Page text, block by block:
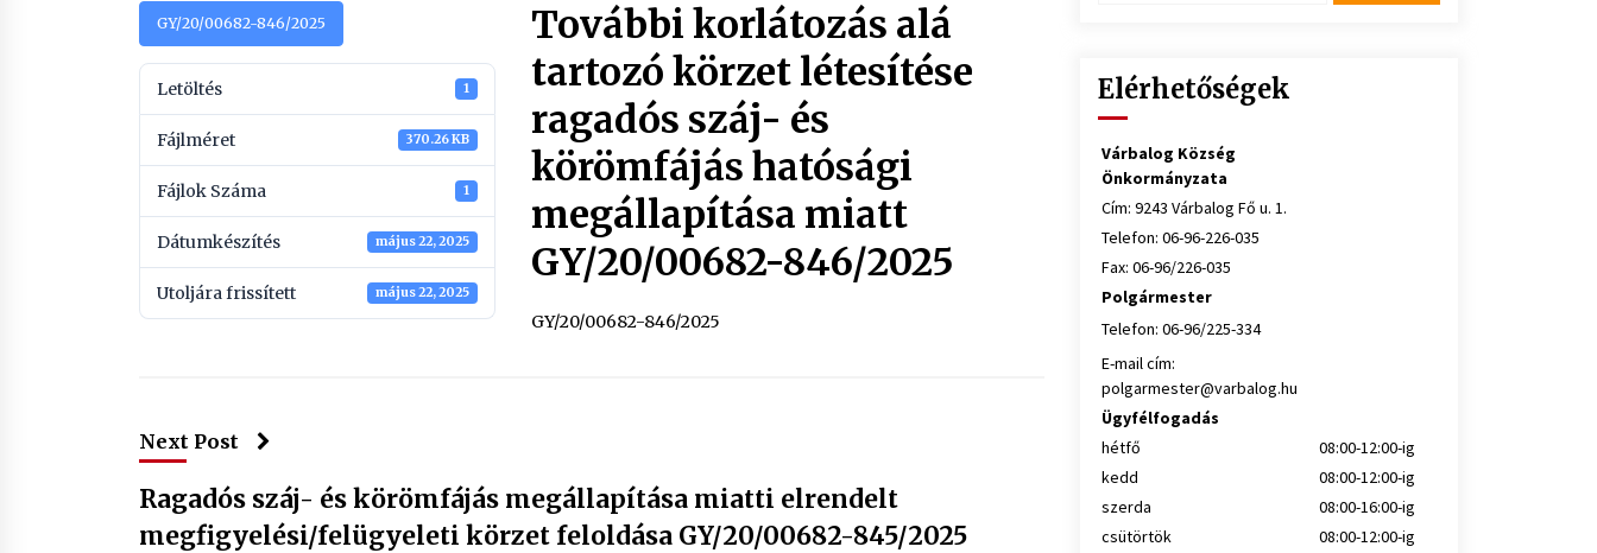
GY/20/00682-846/2025
Letöltés 1
Fájlméret 370.26 KB
Fájlok Száma 1
Dátumkészítés május 22, 2025
Utoljára frissített május 22, 2025
További korlátozás alá
tartozó körzet létesítése
ragadós száj- és
körömfájás hatósági
megállapítása miatt
GY/20/00682-846/2025
GY/20/00682-846/2025
Next Post
Ragadós száj- és körömfájás megállapítása miatti elrendelt
megfigyelési/felügyeleti körzet feloldása GY/20/00682-845/2025
Elérhetőségek
Várbalog Község
Önkormányzata
Cím: 9243 Várbalog Fő u. 1.
Telefon: 06-96-226-035
Fax: 06-96/226-035
Polgármester
Telefon: 06-96/225-334
E-mail cím:
polgarmester@varbalog.hu
Ügyfélfogadás
hétfő
08:00-12:00-ig
kedd
08:00-12:00-ig
szerda
08:00-16:00-ig
csütörtök
08:00-12:00-ig